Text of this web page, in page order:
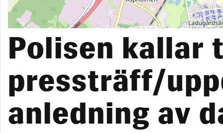
Polisen kallar
pressträff/
anledning av